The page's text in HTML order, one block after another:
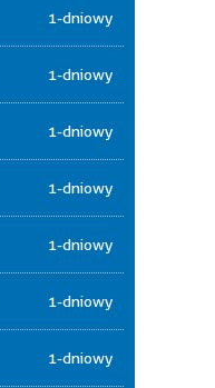
1-dniowy
1-dniowy
1-dniowy
1-dniowy
1-dniowy
1-dniowy
1-dniowy